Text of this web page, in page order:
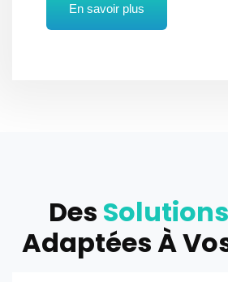
En savoir plus
Des
Adaptées À